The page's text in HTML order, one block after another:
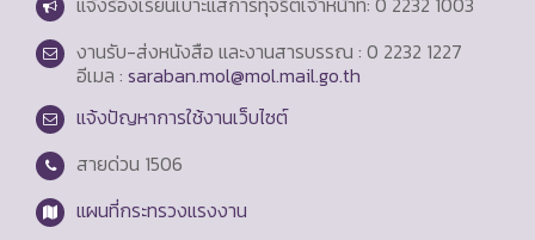
งานรับ-ส่งหนังสือ และงานสารบรรณ : 0 2232 1227
อีเมล : saraban.mol@mol.mail.go.th
แจ้งปัญหาการใช้งานเว็บไซต์
สายด่วน 1506
แผนที่กระทรวงแรงงาน